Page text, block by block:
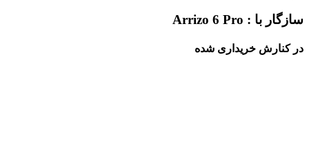
سازگار با : Arrizo 6 Pro
در کنارش خریداری شده